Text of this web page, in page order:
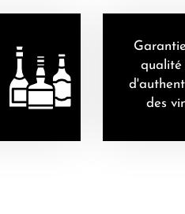
qualité
des